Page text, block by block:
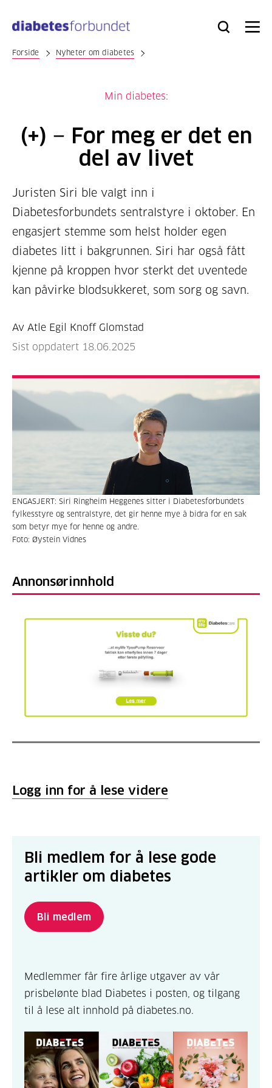
hovedinnhold
Bli
Logg
Søk Meny
Forside Nyheter om diabetes
Min diabetes:
(+) − For meg er det en
del av livet
Juristen Siri ble valgt inn i
Diabetesforbundets sentralstyre i oktober. En
engasjert stemme som helst holder egen
diabetes litt i bakgrunnen. Siri har også fått
kjenne på kroppen hvor sterkt det uventede
kan påvirke blodsukkeret, som sorg og savn.
Av Atle Egil Knoff Glomstad
Sist oppdatert 18.06.2025
ENGASJERT: Siri Ringheim Heggenes sitter i Diabetesforbundets
fylkesstyre og sentralstyre, det gir henne mye å bidra for en sak
som betyr mye for henne og andre.
Foto: Øystein Vidnes
Annonsørinnhold
Logg inn for å lese videre
Bli medlem for å lese gode
artikler om diabetes
Bli medlem
Medlemmer får fire årlige utgaver av vår
prisbelønte blad Diabetes i posten, og tilgang
til å lese alt innhold på diabetes.no.